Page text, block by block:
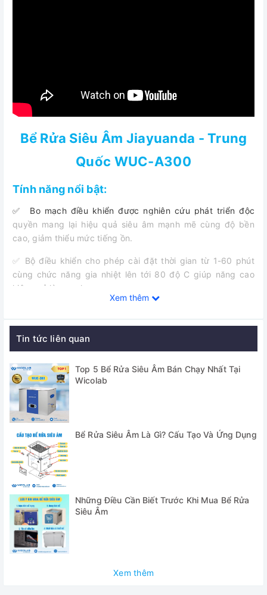
Bể Rửa Siêu Âm Jiayuanda - Trung
Quốc WUC-A300
Tính năng nổi bật:
✅ Bo mạch điều khiển được nghiên cứu phát triển độc
quyền mang lại hiệu quả siêu âm mạnh mẽ cùng độ bền
cao, giảm thiểu mức tiếng ồn.
✅ Bộ điều khiển cho phép cài đặt thời gian từ 1-60 phút
cùng chức năng gia nhiệt lên tới 80 độ C giúp năng cao
hiệu quả làm sạch.
suất cao tuổi thọ lâu dài.
Thông số kỹ thuật
Model
Nhiệt độ
Xem thêm
Tin tức liên quan
Top 5 Bể Rửa Siêu Âm Bán Chạy Nhất Tại
Wicolab
Bể Rửa Siêu Âm Là Gì? Cấu Tạo Và Ứng Dụng
Những Điều Cần Biết Trước Khi Mua Bể Rửa
Siêu Âm
Xem thêm